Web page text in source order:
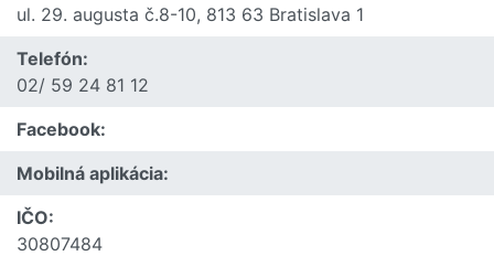
ul. 29. augusta č.8-10, 813 63 Bratislava 1
Telefón:
02/ 59 24 81 12
Facebook:
Mobilná aplikácia:
IČO:
30807484